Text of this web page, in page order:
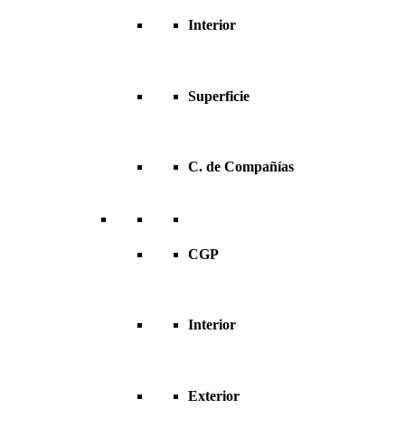
Interior
Superficie
C. de Compañías
CGP
Interior
Exterior